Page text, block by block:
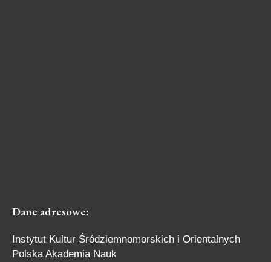
Dane adresowe:
Instytut Kultur Śródziemnomorskich i Orientalnych
Polska Akademia Nauk